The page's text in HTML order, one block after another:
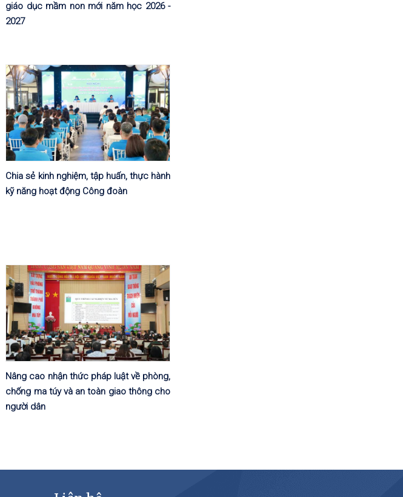
giáo dục mầm non mới năm học 2026 -
2027
Chia sẻ kinh nghiệm, tập huấn, thực hành
kỹ năng hoạt động Công đoàn
Nâng cao nhận thức pháp luật về phòng,
chống ma túy và an toàn giao thông cho
người dân